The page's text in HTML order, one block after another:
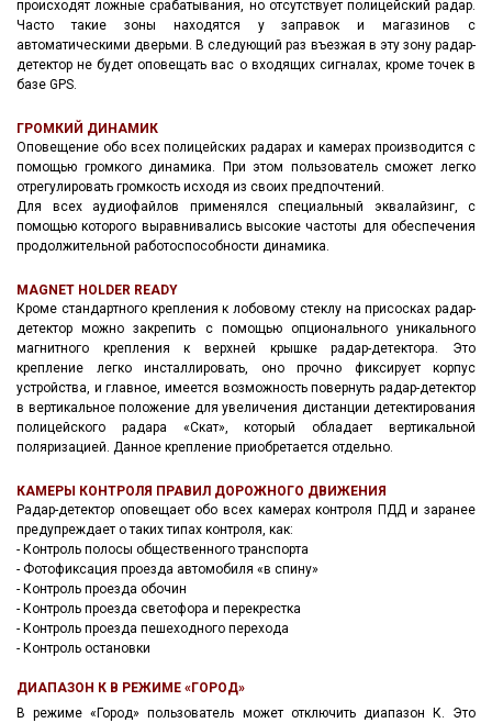
происходят ложные срабатывания, но отсутствует полицейский радар.
Часто такие зоны находятся у заправок и магазинов с
автоматическими дверьми. В следующий раз въезжая в эту зону радар-
детектор не будет оповещать вас о входящих сигналах, кроме точек в
базе GPS.
ГРОМКИЙ ДИНАМИК
Оповещение обо всех полицейских радарах и камерах производится с
помощью громкого динамика. При этом пользователь сможет легко
отрегулировать громкость исходя из своих предпочтений.
Для всех аудиофайлов применялся специальный эквалайзинг, с
помощью которого выравнивались высокие частоты для обеспечения
продолжительной работоспособности динамика.
MAGNET HOLDER READY
Кроме стандартного крепления к лобовому стеклу на присосках радар-
детектор можно закрепить с помощью опционального уникального
магнитного крепления к верхней крышке радар-детектора. Это
крепление легко инсталлировать, оно прочно фиксирует корпус
устройства, и главное, имеется возможность повернуть радар-детектор
в вертикальное положение для увеличения дистанции детектирования
полицейского радара «Скат», который обладает вертикальной
поляризацией. Данное крепление приобретается отдельно.
КАМЕРЫ КОНТРОЛЯ ПРАВИЛ ДОРОЖНОГО ДВИЖЕНИЯ
Радар-детектор оповещает обо всех камерах контроля ПДД и заранее
предупреждает о таких типах контроля, как:
- Контроль полосы общественного транспорта
- Фотофиксация проезда автомобиля «в спину»
- Контроль проезда обочин
- Контроль проезда светофора и перекрестка
- Контроль проезда пешеходного перехода
- Контроль остановки
ДИАПАЗОН К В РЕЖИМЕ «ГОРОД»
В режиме «Город» пользователь может отключить диапазон К. Это